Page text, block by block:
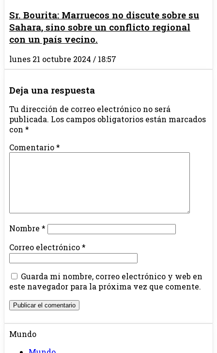
Sr. Bourita: Marruecos no discute sobre su
Sahara, sino sobre un conflicto regional
con un país vecino.
lunes 21 octubre 2024 / 18:57
Deja una respuesta
Tu dirección de correo electrónico no será
publicada. Los campos obligatorios están marcados
con *
Comentario*
Nombre *
Correo electrónico*
Guarda mi nombre, correo electrónico y web en
este navegador para la próxima vez que comente.
Mundo